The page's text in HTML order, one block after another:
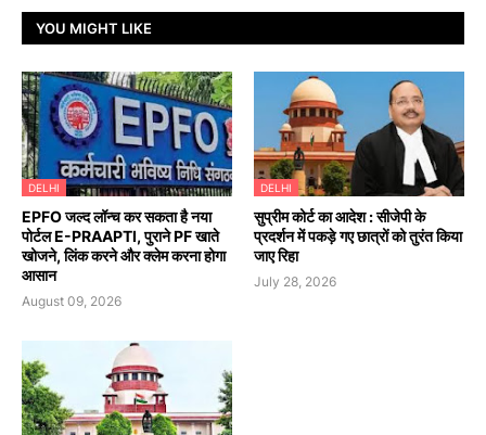
YOU MIGHT LIKE
DELHI
EPFO जल्द लॉन्च कर सकता है नया
पोर्टल E-PRAAPTI, पुराने PF खाते
खोजने, लिंक करने और क्लेम करना होगा
आसान
August 09, 2026
DELHI
सुप्रीम कोर्ट का आदेश : सीजेपी के
प्रदर्शन में पकड़े गए छात्रों को तुरंत किया
जाए रिहा
July 28, 2026